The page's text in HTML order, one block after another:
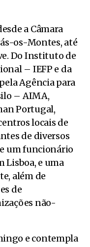
a Câmara
os-Montes, até
Do Instituto de
– IEFP e da
Agência para
– AIMA,
Portugal,
locais de
de diversos
um funcionário
Lisboa, e uma
além de
de
não-
e contempla